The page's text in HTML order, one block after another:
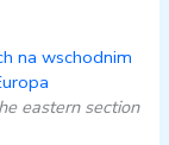
na wschodnim
eastern section